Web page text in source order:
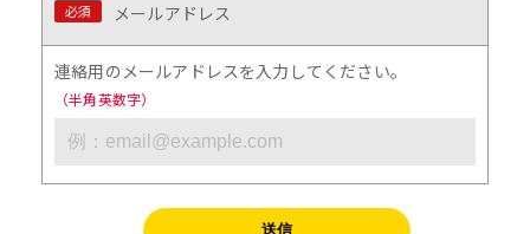
必須 メールアドレス
連絡用のメールアドレスを入力してください。
（半角英数字）